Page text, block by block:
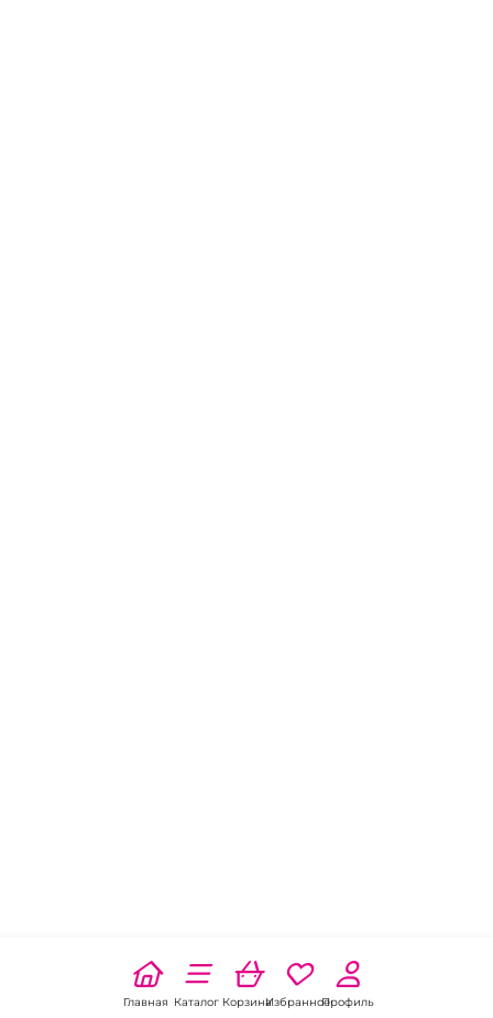
Главная Каталог КорзинаИзбранноеПрофиль